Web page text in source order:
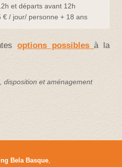
et départs avant 12h
€ / jour/ personne + 18 ans
options possiblesà la
disposition et aménagement
Bela Basque,